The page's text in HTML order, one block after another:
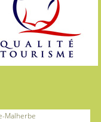
Malherbe